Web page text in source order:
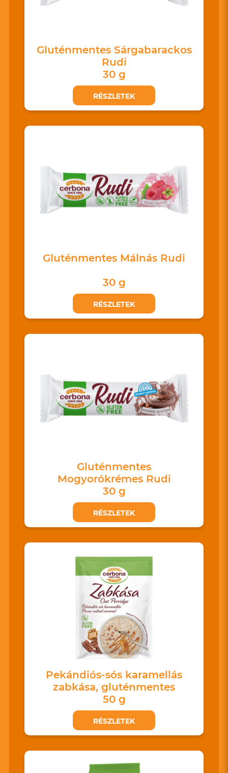
Gluténmentes Sárgabarackos
Rudi
30 g
RÉSZLETEK
Gluténmentes Málnás Rudi
30 g
RÉSZLETEK
Gluténmentes
Mogyorókrémes Rudi
30 g
RÉSZLETEK
Pekándiós-sós karamellás
zabkása, gluténmentes
50 g
RÉSZLETEK